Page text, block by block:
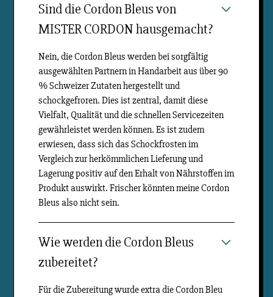
Sind die Cordon Bleus von
MISTER CORDON hausgemacht?
Nein, die Cordon Bleus werden bei sorgfältig
ausgewählten Partnern in Handarbeit aus über 90
% Schweizer Zutaten hergestellt und
schockgefroren. Dies ist zentral, damit diese
Vielfalt, Qualität und die schnellen Servicezeiten
gewährleistet werden können. Es ist zudem
erwiesen, dass sich das Schockfrosten im
Vergleich zur herkömmlichen Lieferung und
Lagerung positiv auf den Erhalt von Nährstoffen im
Produkt auswirkt. Frischer könnten meine Cordon
Bleus also nicht sein.
Wie werden die Cordon Bleus
zubereitet?
Für die Zubereitung wurde extra die Cordon Bleu